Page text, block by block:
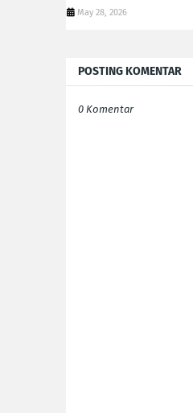
May 28, 2026
POSTING KOMENTAR
0 Komentar